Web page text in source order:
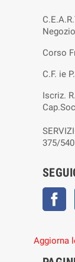
Corso
C.F. ie
Iscriz.
375/
Aggiorna